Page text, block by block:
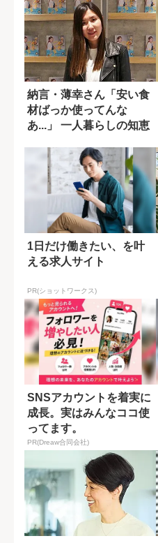
納言・薄幸さん「安い食
材ばっか使ってんな
あ...」 一人暮らしの知恵
1日だけ働きたい、を叶
える求人サイト
PR(ショットワークス)
SNSアカウントを着実に
成長。実はみんなココ使
ってます。
PR(Dreaw合同会社)